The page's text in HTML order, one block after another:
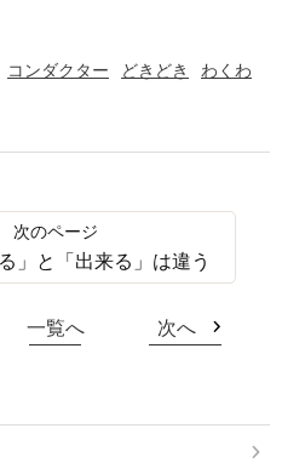
コンダクター どきどき
わくわ
」と「出来る」は違う
一覧へ 次へ